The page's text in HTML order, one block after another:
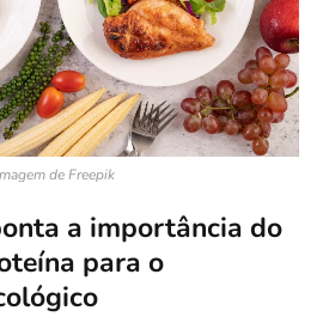
de Freepik
a importância do
para o